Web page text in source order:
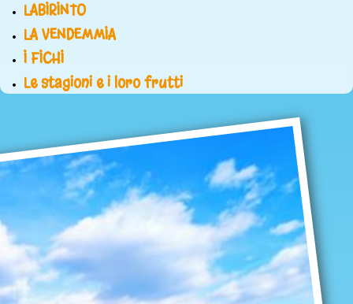
LABIRINTO
LA VENDEMMIA
I FICHI
Le stagioni e i loro frutti